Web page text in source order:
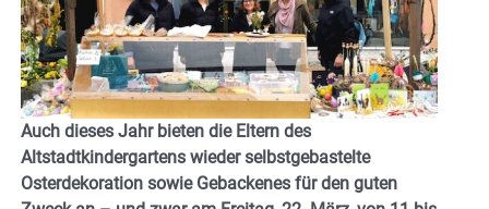
Auch dieses Jahr bieten die Eltern des
Altstadtkindergartens wieder selbstgebastelte
Osterdekoration sowie Gebackenes für den guten